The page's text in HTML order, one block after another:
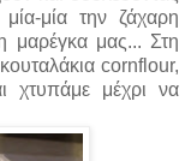
μία την ζάχαρη
μαρέγκα μας... Στη
cornflour,
χτυπάμε μέχρι να